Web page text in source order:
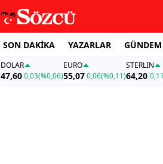
SON DAKİKA YAZARLAR GÜNDEM
DOLAR
47,600,03(%0,06)
EURO
55,07 0,06(%0,11)
STERLIN
64,20 0,11